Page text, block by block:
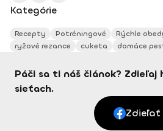
Kategórie
Recepty Potréningové
Rýchle
ryžové rezance
cuketa domáce
Páči sa ti náš článok? Zdieľaj
sieťach.
Zdieľať